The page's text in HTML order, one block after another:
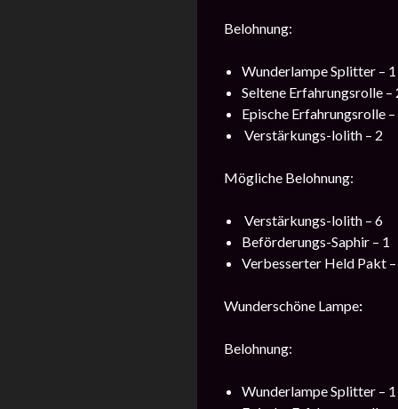
Belohnung:
Wunderlampe Splitter – 1
Seltene Erfahrungsrolle –
Epische Erfahrungsrolle –
Verstärkungs-lolith – 2
Mögliche Belohnung:
Verstärkungs-lolith – 6
Beförderungs-Saphir – 1
Verbesserter Held Pakt
Wunderschöne Lampe:
Belohnung:
Wunderlampe Splitter – 1